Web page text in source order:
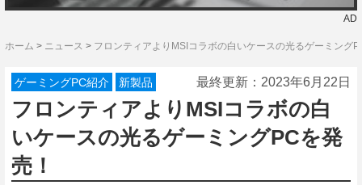
AD
ホーム > ニュース > フロンティアよりMSIコラボの白いケースの光るゲーミング
ゲーミングPC紹介 新製品 最終更新： 2023年6月22日
フロンティアよりMSIコラボの白
いケースの光るゲーミングPCを発
売！